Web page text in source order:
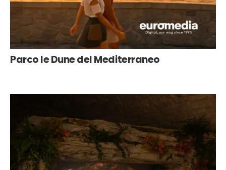
Parco le Dune del Mediterraneo